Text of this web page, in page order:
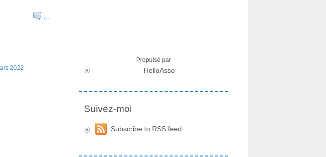
…
Propulsé par
HelloAsso
Suivez-moi
Subscribe to RSS feed